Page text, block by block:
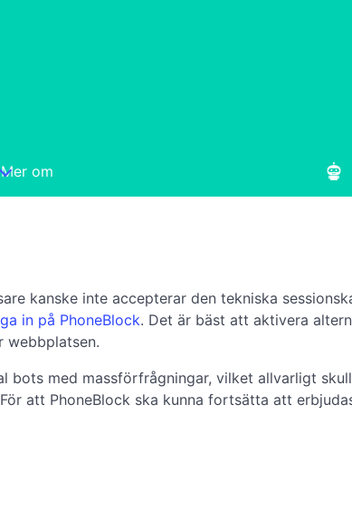
Mer om
kanske inte accepterar den tekniska
in på PhoneBlock. Det är bäst att aktivera
webbplatsen.
med massförfrågningar, vilket allvarligt
att PhoneBlock ska kunna fortsätta att